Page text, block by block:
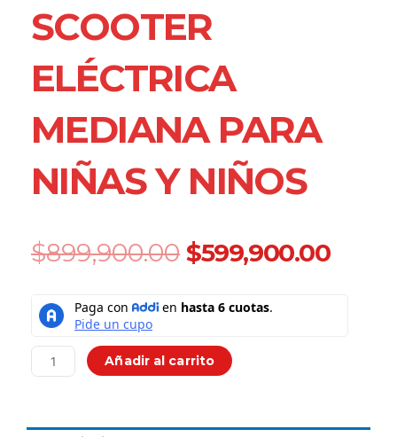
SCOOTER
ELÉCTRICA
MEDIANA PARA
NIÑAS Y NIÑOS
$899,900.00 Original
price
$899,900.00.
$599,900.00
Scooter
Eléctrica
Mediana
para
Niños
Añadir al carrito